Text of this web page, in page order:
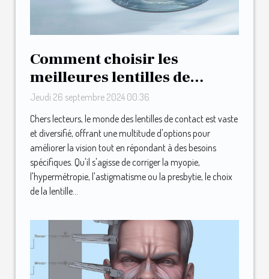
Comment choisir les
meilleures lentilles de
contact pour vos besoins
Jeudi 26 septembre 2024 00:36
Chers lecteurs, le monde des lentilles de contact est vaste
et diversifié, offrant une multitude d'options pour
améliorer la vision tout en répondant à des besoins
spécifiques. Qu'il s'agisse de corriger la myopie,
l'hypermétropie, l'astigmatisme ou la presbytie, le choix
de la lentille...